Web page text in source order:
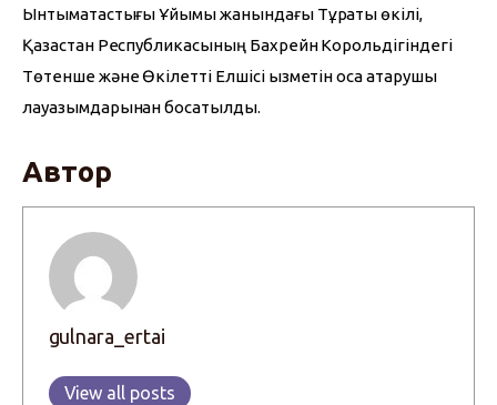
Ынтымақтастығы Ұйымы жанындағы Тұрақты өкілі,
Қазақстан Республикасының Бахрейн Корольдігіндегі
Төтенше және Өкілетті Елшісі қызметін қоса атқарушы
лауазымдарынан босатылды.
Автор
gulnara_ertai
View all posts